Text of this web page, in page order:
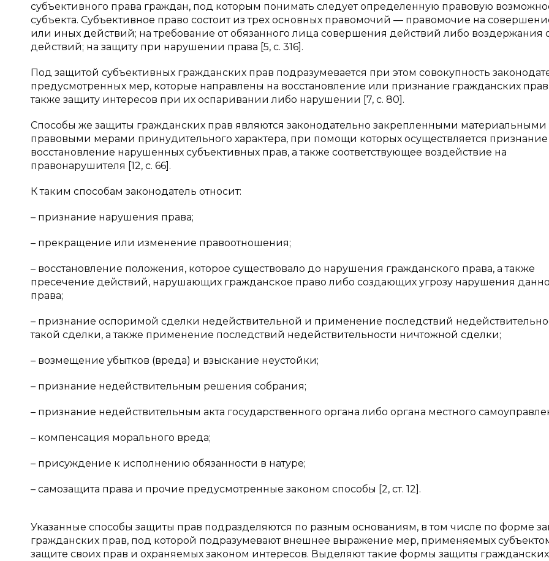
субъективного права граждан, под которым понимать следует определенную правовую
субъекта. Субъективное право состоит из трех основных правомочий — правомочие на
или иных действий; на требование от обязанного лица совершения действий либо воздержания
действий; на защиту при нарушении права [5, с. 316].
Под защитой субъективных гражданских прав подразумевается при этом совокупность
предусмотренных мер, которые направлены на восстановление или признание гражданских
также защиту интересов при их оспаривании либо нарушении [7, с. 80].
Способы же защиты гражданских прав являются законодательно закрепленными материальными
правовыми мерами принудительного характера, при помощи которых осуществляется признание
восстановление нарушенных субъективных прав, а также соответствующее воздействие на
правонарушителя [12, с. 66].
К таким способам законодатель относит:
– признание нарушения права;
– прекращение или изменение правоотношения;
– восстановление положения, которое существовало до нарушения гражданского права, а также
пресечение действий, нарушающих гражданское право либо создающих угрозу нарушения
права;
– признание оспоримой сделки недействительной и применение последствий
такой сделки, а также применение последствий недействительности ничтожной сделки;
– возмещение убытков (вреда) и взыскание неустойки;
– признание недействительным решения собрания;
– признание недействительным акта государственного органа либо органа местного
– компенсация морального вреда;
– присуждение к исполнению обязанности в натуре;
– самозащита права и прочие предусмотренные законом способы [2, ст. 12].
Указанные способы защиты прав подразделяются по разным основаниям, в том числе по форме
гражданских прав, под которой подразумевают внешнее выражение мер, применяемых
защите своих прав и охраняемых законом интересов. Выделяют такие формы защиты